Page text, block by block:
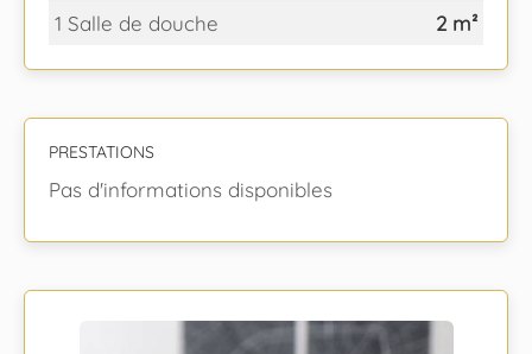
1 Salle de douche
2 m²
PRESTATIONS
Pas d'informations disponibles